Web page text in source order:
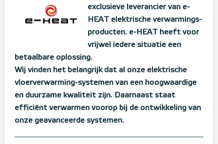
exclusieve leverancier van e-
HEAT elektrische verwarmings-
producten. e-HEAT heeft voor
vrijwel iedere situatie een
betaalbare oplossing.
Wij vinden het belangrijk dat al onze elektrische
vloerverwarming-systemen van een hoogwaardige
en duurzame kwaliteit zijn. Daarnaast staat
efficiënt verwarmen voorop bij de ontwikkeling van
onze geavanceerde systemen.